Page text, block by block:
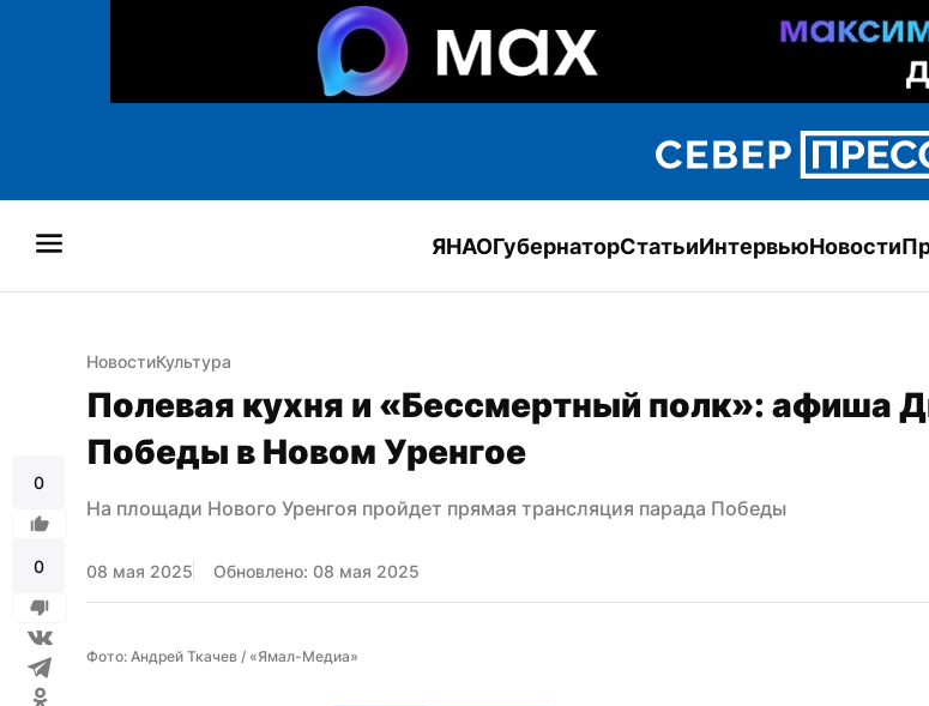
ЯНАОГубернаторСтатьиИнтервьюНовости
0
0
НовостиКультура
Полевая кухня и «Бессмертный полк»: афиша
Победы в Новом Уренгое
На площади Нового Уренгоя пройдет прямая трансляция парада Победы
08 мая 2025 Обновлено: 08 мая 2025
Фото: Андрей Ткачев / «Ямал-Медиа»